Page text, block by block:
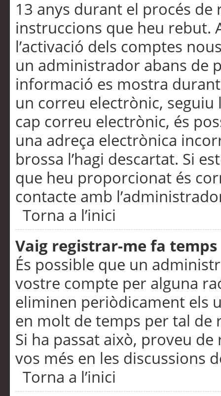
13 anys durant el procés de
instruccions que heu rebut.
l’activació dels comptes
un administrador abans de
informació es mostra
un correu electrònic,
cap correu electrònic, és
una adreça electrònica
brossa l’hagi descartat. Si
que heu proporcionat és
contacte amb
Torna a l’inici
Vaig registrar-me fa
És possible que un
vostre compte per alguna
eliminen periòdicament els
en molt de temps per tal de
Si ha passat això, proveu
vos més en les discussions
Torna a l’inici